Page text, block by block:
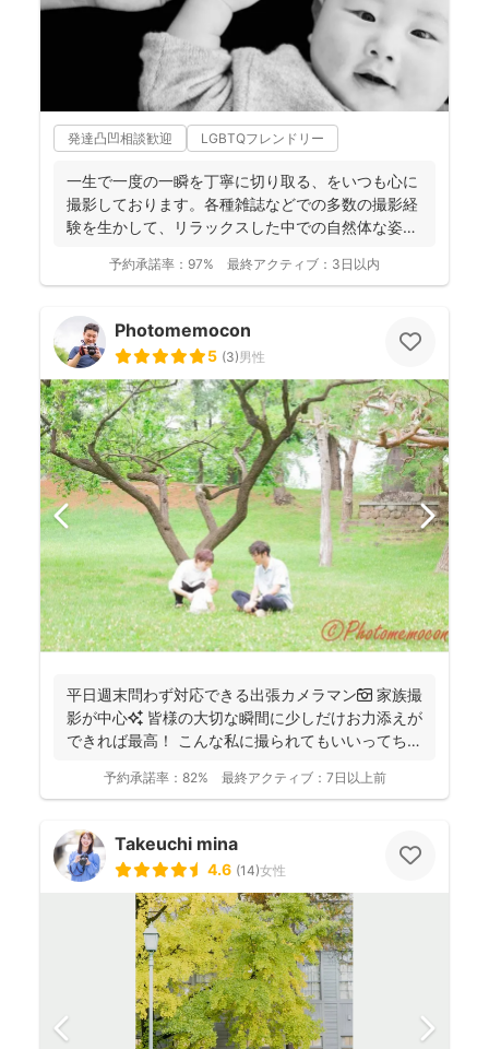
発達凸凹相談歓迎 LGBTQフレンドリー
一生で一度の一瞬を丁寧に切り取る、をいつも心に
撮影しております。各種雑誌などでの多数の撮影経
験を生かして、リラックスした中での自然体な姿の
予約承諾率： 97% 最終アクティブ： 3日以内
Photomemocon
5 (3)男性
平日週末問わず対応できる出張カメラマン📷 家族撮
影が中心✨ 皆様の大切な瞬間に少しだけお力添えが
できれば最高！ こんな私に撮られてもいいってちら
予約承諾率： 82% 最終アクティブ： 7日以上前
Takeuchi mina
4.6 (14)女性